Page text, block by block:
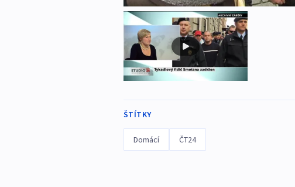
ŠTÍTKY
Domácí ČT24